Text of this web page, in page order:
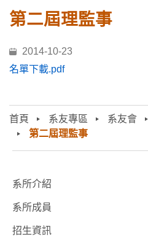
首頁 系友專區 系友會
第二屆理監事
第二屆理監事
2014-10-23
名單下載.pdf
:::
系所介紹
系所成員
招生資訊